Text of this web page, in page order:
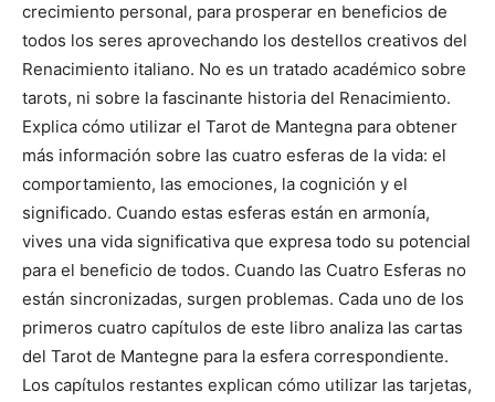
crecimiento personal, para prosperar en beneficios de
todos los seres aprovechando los destellos creativos del
Renacimiento italiano. No es un tratado académico sobre
tarots, ni sobre la fascinante historia del Renacimiento.
Explica cómo utilizar el Tarot de Mantegna para obtener
más información sobre las cuatro esferas de la vida: el
comportamiento, las emociones, la cognición y el
significado. Cuando estas esferas están en armonía,
vives una vida significativa que expresa todo su potencial
para el beneficio de todos. Cuando las Cuatro Esferas no
están sincronizadas, surgen problemas. Cada uno de los
primeros cuatro capítulos de este libro analiza las cartas
del Tarot de Mantegne para la esfera correspondiente.
Los capítulos restantes explican cómo utilizar las tarjetas,